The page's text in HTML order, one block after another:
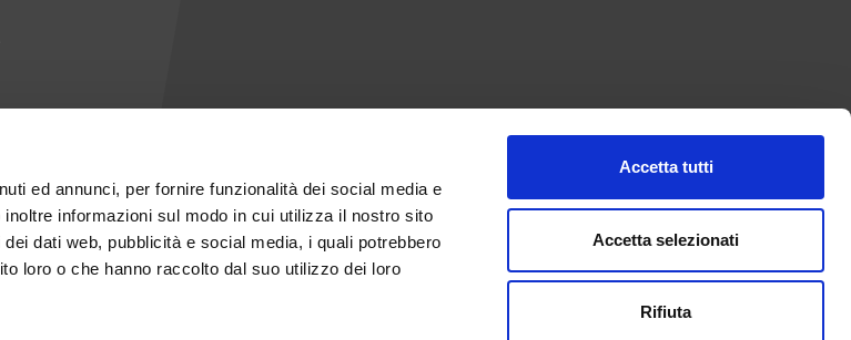
ed annunci, per fornire funzionalità dei social media e
informazioni sul modo in cui utilizza il nostro sito
dati web, pubblicità e social media, i quali potrebbero
loro o che hanno raccolto dal suo utilizzo dei loro
Accetta tutti
Accetta selezionati
Rifiuta
UNS